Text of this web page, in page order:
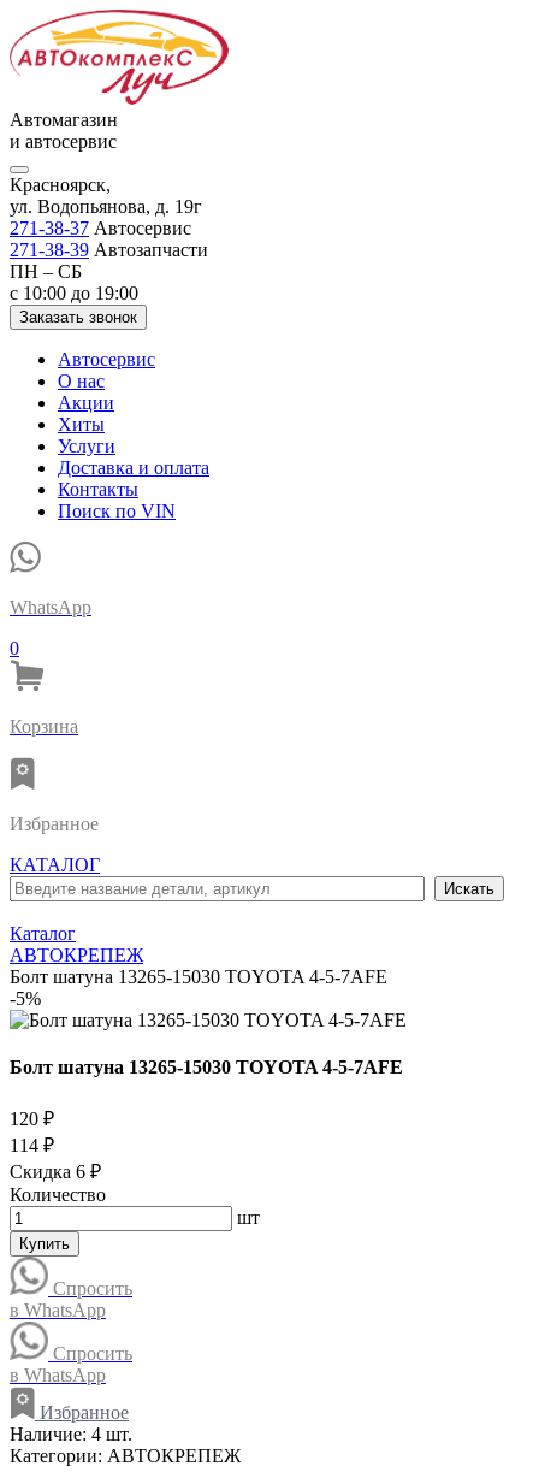
Автомагазин
и автосервис
Красноярск,
ул. Водопьянова, д. 19г
271-38-37 Автосервис
271-38-39 Автозапчасти
ПН – СБ
с 10:00 до 19:00
Заказать звонок
Автосервис
О нас
Акции
Хиты
Услуги
Доставка и оплата
Контакты
Поиск по VIN
WhatsApp
0
Корзина
Избранное
КАТАЛОГ
Каталог
АВТОКРЕПЕЖ
Болт шатуна 13265-15030 TOYOTA 4-5-7AFE
-5%
Болт шатуна 13265-15030 TOYOTA 4-5-7AFE
120 ₽
114 ₽
Скидка 6 ₽
Количество
шт
Купить
Спросить
в WhatsApp
Спросить
в WhatsApp
Избранное
Наличие: 4 шт.
Категории: АВТОКРЕПЕЖ